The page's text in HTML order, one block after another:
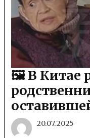
🖼 В Китае
20.07.2025